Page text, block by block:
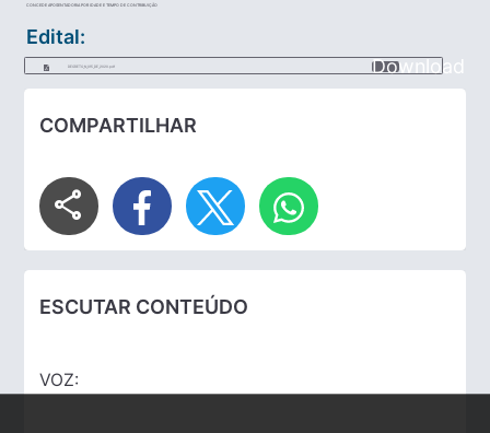
CONCEDE APOSENTADORIA POR IDADE E TEMPO DE CONTRIBUIÇÃO
Edital:
DECRETO_N_015_DE_2020.pdf Download
COMPARTILHAR
share
ESCUTAR CONTEÚDO
VOZ: